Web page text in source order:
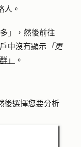
人。
」
，然後前往
中沒有顯示 「更
」 。
後選擇您要分析